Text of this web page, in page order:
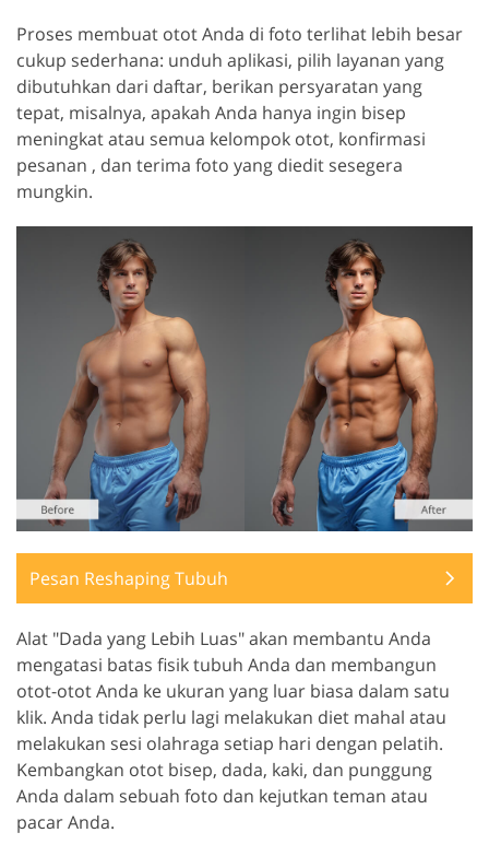
Proses membuat otot Anda di foto terlihat lebih besar
cukup sederhana: unduh aplikasi, pilih layanan yang
dibutuhkan dari daftar, berikan persyaratan yang
tepat, misalnya, apakah Anda hanya ingin bisep
meningkat atau semua kelompok otot, konfirmasi
pesanan , dan terima foto yang diedit sesegera
mungkin.
Pesan Reshaping Tubuh
Alat "Dada yang Lebih Luas" akan membantu Anda
mengatasi batas fisik tubuh Anda dan membangun
otot-otot Anda ke ukuran yang luar biasa dalam satu
klik. Anda tidak perlu lagi melakukan diet mahal atau
melakukan sesi olahraga setiap hari dengan pelatih.
Kembangkan otot bisep, dada, kaki, dan punggung
Anda dalam sebuah foto dan kejutkan teman atau
pacar Anda.